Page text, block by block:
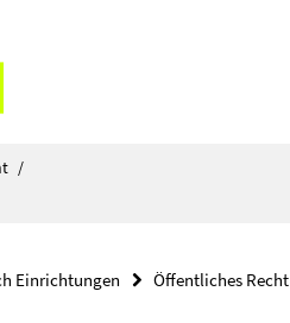
/
Einrichtungen Öffentliches Recht